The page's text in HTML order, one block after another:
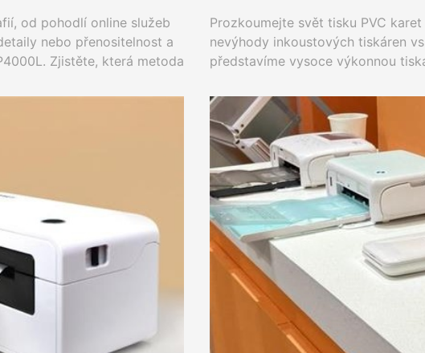
od pohodlí online služeb
nebo přenositelnost a
Zjistěte, která metoda
Prozkoumejte svět tisku PVC
nevýhody inkoustových tiskáren
představíme vysoce výkonnou
karet z PVC.